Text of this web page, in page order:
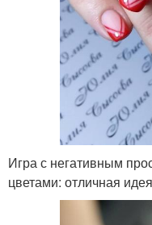
Игра с негативным
цветами: отличная